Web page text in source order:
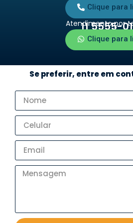
Clique para
Atendimento por
11 5555-
Clique para
Se preferir, entre em